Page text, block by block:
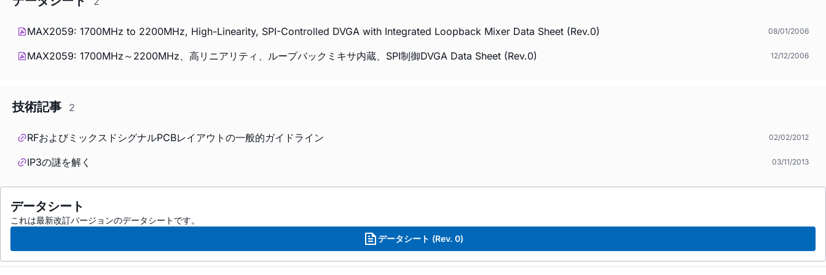
MAX2059: 1700MHz to 2200MHz, High-Linearity, SPI-Controlled DVGA with Integrated Loopback Mixer Data Sheet (Rev.0) 08/01/2006
MAX2059: 1700MHz～2200MHz、高リニアリティ、ループバックミキサ内蔵、SPI制御DVGA Data Sheet (Rev.0) 12/12/2006
技術記事 2
RFおよびミックスドシグナルPCBレイアウトの一般的ガイドライン 02/02/2012
IP3の謎を解く 03/11/2013
データシート
これは最新改訂バージョンのデータシートです。
データシート (Rev. 0)